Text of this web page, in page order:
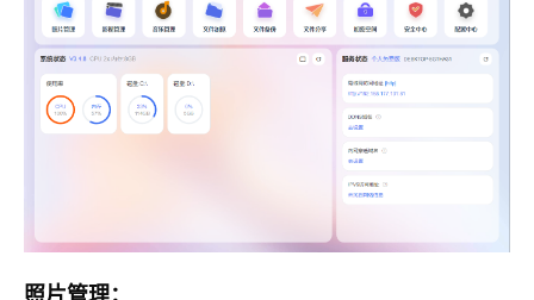
照片管理：